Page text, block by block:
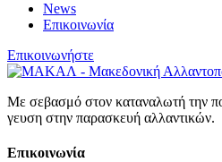
News
Επικοινωνία
Επικοινωνήστε
Με σεβασμό στον καταναλωτή την
γευση στην παρασκευή αλλαντικών.
Επικοινωνία